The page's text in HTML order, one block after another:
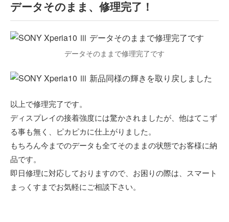
データそのまま、修理完了！
データそのままで修理完了です
以上で修理完了です。
ディスプレイの接着強度には驚かされましたが、他はてこず
る事も無く、ピカピカに仕上がりました。
もちろん今までのデータも全てそのままの状態でお客様に納
品です。
即日修理に対応しておりますので、お困りの際は、スマート
まっくすまでお気軽にご相談下さい。